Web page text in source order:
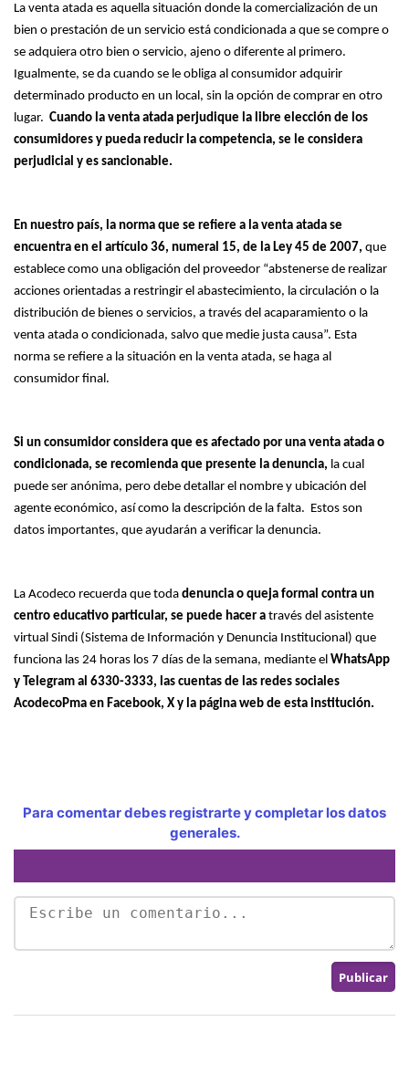
La venta atada es aquella situación donde la comercialización de un
bien o prestación de un servicio está condicionada a que se compre o
se adquiera otro bien o servicio, ajeno o diferente al primero.
Igualmente, se da cuando se le obliga al consumidor adquirir
determinado producto en un local, sin la opción de comprar en otro
lugar. Cuando la venta atada perjudique la libre elección de los
consumidores y pueda reducir la competencia, se le considera
perjudicial y es sancionable.
En nuestro país, la norma que se refiere a la venta atada se
encuentra en el artículo 36, numeral 15, de la Ley 45 de 2007, que
establece como una obligación del proveedor “abstenerse de realizar
acciones orientadas a restringir el abastecimiento, la circulación o la
distribución de bienes o servicios, a través del acaparamiento o la
venta atada o condicionada, salvo que medie justa causa”. Esta
norma se refiere a la situación en la venta atada, se haga al
consumidor final.
Si un consumidor considera que es afectado por una venta atada o
condicionada, se recomienda que presente la denuncia, la cual
puede ser anónima, pero debe detallar el nombre y ubicación del
agente económico, así como la descripción de la falta. Estos son
datos importantes, que ayudarán a verificar la denuncia.
La Acodeco recuerda que toda denuncia o queja formal contra un
centro educativo particular, se puede hacer a través del asistente
virtual Sindi (Sistema de Información y Denuncia Institucional) que
funciona las 24 horas los 7 días de la semana, mediante el WhatsApp
y Telegram al 6330-3333, las cuentas de las redes sociales
AcodecoPma en Facebook, X y la página web de esta institución.
Para comentar debes registrarte y completar los datos
generales.